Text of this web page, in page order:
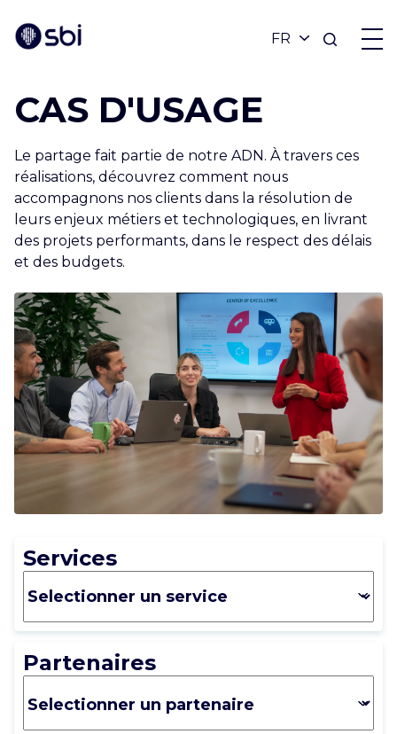
OFFRES
PARTENAIRES
RÉALISATIONS
À PROPOS
CARRIÈRE CONTACT
CAS D'USAGE
Le partage fait partie de notre ADN. À travers ces
réalisations, découvrez comment nous
accompagnons nos clients dans la résolution de
leurs enjeux métiers et technologiques, en livrant
des projets performants, dans le respect des délais
et des budgets.
Services
Partenaires